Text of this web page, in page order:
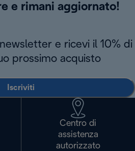
e rimani aggiornato!
e ricevi il 10% di
prossimo acquisto
Iscriviti
Centro di
assistenza
autorizzato